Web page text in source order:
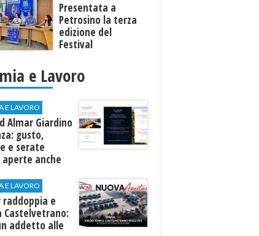
Presentata a
Petrosino la terza
edizione del
Festival
"Voci dal
e Lavoro
E LAVORO
Almar Giardino
gusto,
e serate
aperte anche
E LAVORO
raddoppia e
Castelvetrano:
addetto alle